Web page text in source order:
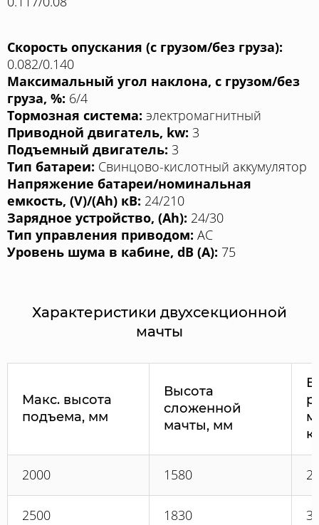
Скорость опускания (с грузом/без груза):
0.082/0.140
Максимальный угол наклона, с грузом/без
груза, %: 6/4
Тормозная система: электромагнитный
Приводной двигатель, kw: 3
Подъемный двигатель: 3
Тип батареи: Свинцово-кислотный аккумулятор
Напряжение батареи/номинальная
емкость, (V)/(Ah) кВ: 24/210
Зарядное устройство, (Ah): 24/30
Тип управления приводом: AC
Уровень шума в кабине, dB (A): 75
Характеристики двухсекционной
мачты
Макс. высота
подъема, мм
Высота
сложенной
мачты, мм
2000 1580
2500 1830